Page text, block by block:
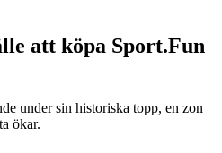
att köpa Sport.Fun
under sin historiska topp, en zon
ökar.